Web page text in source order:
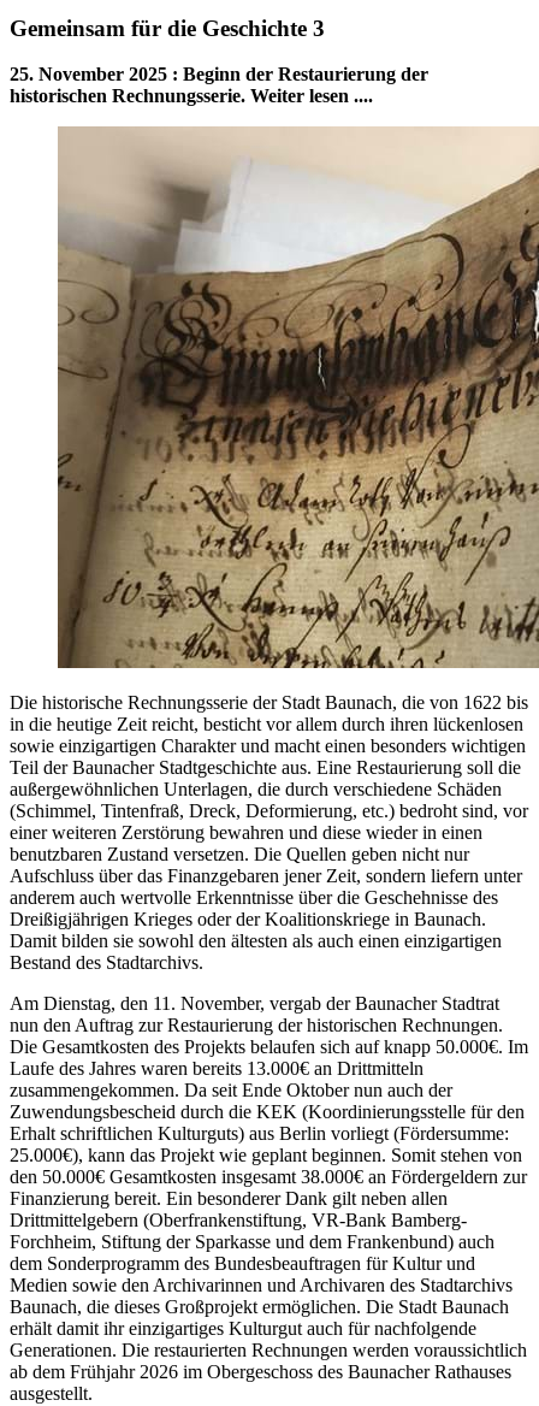
Gemeinsam für die Geschichte 3
25. November 2025 : Beginn der Restaurierung der
historischen Rechnungsserie. Weiter lesen ....
Die historische Rechnungsserie der Stadt Baunach, die von 1622 bis
in die heutige Zeit reicht, besticht vor allem durch ihren lückenlosen
sowie einzigartigen Charakter und macht einen besonders wichtigen
Teil der Baunacher Stadtgeschichte aus. Eine Restaurierung soll die
außergewöhnlichen Unterlagen, die durch verschiedene Schäden
(Schimmel, Tintenfraß, Dreck, Deformierung, etc.) bedroht sind, vor
einer weiteren Zerstörung bewahren und diese wieder in einen
benutzbaren Zustand versetzen. Die Quellen geben nicht nur
Aufschluss über das Finanzgebaren jener Zeit, sondern liefern unter
anderem auch wertvolle Erkenntnisse über die Geschehnisse des
Dreißigjährigen Krieges oder der Koalitionskriege in Baunach.
Damit bilden sie sowohl den ältesten als auch einen einzigartigen
Bestand des Stadtarchivs.
Am Dienstag, den 11. November, vergab der Baunacher Stadtrat
nun den Auftrag zur Restaurierung der historischen Rechnungen.
Die Gesamtkosten des Projekts belaufen sich auf knapp 50.000€. Im
Laufe des Jahres waren bereits 13.000€ an Drittmitteln
zusammengekommen. Da seit Ende Oktober nun auch der
Zuwendungsbescheid durch die KEK (Koordinierungsstelle für den
Erhalt schriftlichen Kulturguts) aus Berlin vorliegt (Fördersumme:
25.000€), kann das Projekt wie geplant beginnen. Somit stehen von
den 50.000€ Gesamtkosten insgesamt 38.000€ an Fördergeldern zur
Finanzierung bereit. Ein besonderer Dank gilt neben allen
Drittmittelgebern (Oberfrankenstiftung, VR-Bank Bamberg-
Forchheim, Stiftung der Sparkasse und dem Frankenbund) auch
dem Sonderprogramm des Bundesbeauftragen für Kultur und
Medien sowie den Archivarinnen und Archivaren des Stadtarchivs
Baunach, die dieses Großprojekt ermöglichen. Die Stadt Baunach
erhält damit ihr einzigartiges Kulturgut auch für nachfolgende
Generationen. Die restaurierten Rechnungen werden voraussichtlich
ab dem Frühjahr 2026 im Obergeschoss des Baunacher Rathauses
ausgestellt.